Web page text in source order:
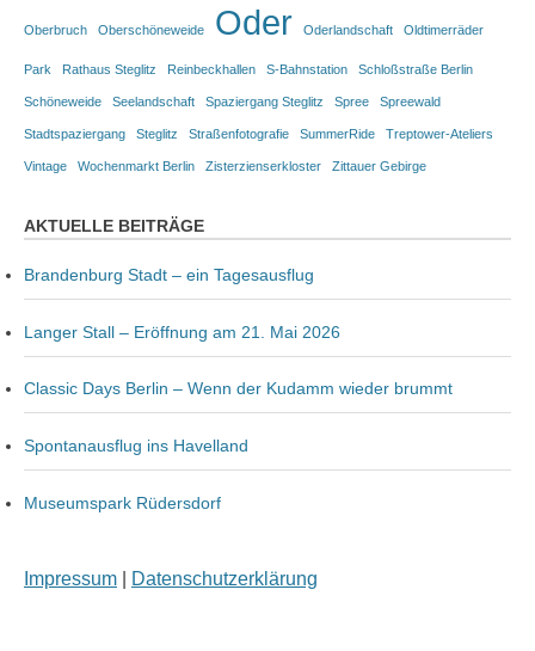
Oberbruch Oberschöneweide Oder Oderlandschaft Oldtimerräder
Park Rathaus Steglitz Reinbeckhallen S-Bahnstation Schloßstraße Berlin
Schöneweide Seelandschaft Spaziergang Steglitz Spree Spreewald
Stadtspaziergang Steglitz Straßenfotografie SummerRide Treptower-Ateliers
Vintage Wochenmarkt Berlin Zisterzienserkloster Zittauer Gebirge
AKTUELLE BEITRÄGE
Brandenburg Stadt – ein Tagesausflug
Langer Stall – Eröffnung am 21. Mai 2026
Classic Days Berlin – Wenn der Kudamm wieder brummt
Spontanausflug ins Havelland
Museumspark Rüdersdorf
Impressum Datenschutzerklärung